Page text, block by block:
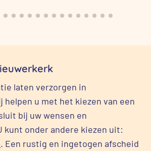
laten verzorgen in
helpen u met het kiezen van een
bij uw wensen en
kunt onder andere kiezen uit:
. Een rustig en ingetogen afscheid